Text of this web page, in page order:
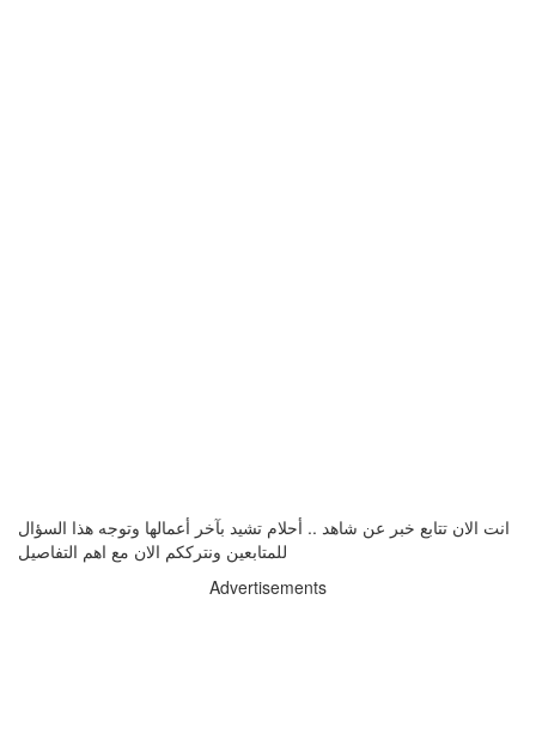
انت الان تتابع خبر عن شاهد .. أحلام تشيد بآخر أعمالها وتوجه هذا السؤال
للمتابعين ونترككم الان مع اهم التفاصيل
Advertisements